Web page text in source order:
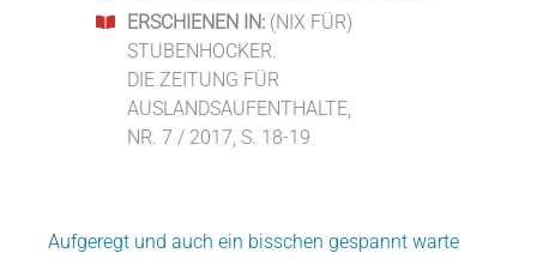
ERSCHIENEN IN:(NIX FÜR)
STUBENHOCKER.
DIE ZEITUNG FÜR
AUSLANDSAUFENTHALTE,
NR. 7 / 2017, S. 18-19
Aufgeregt und auch ein bisschen gespannt warte